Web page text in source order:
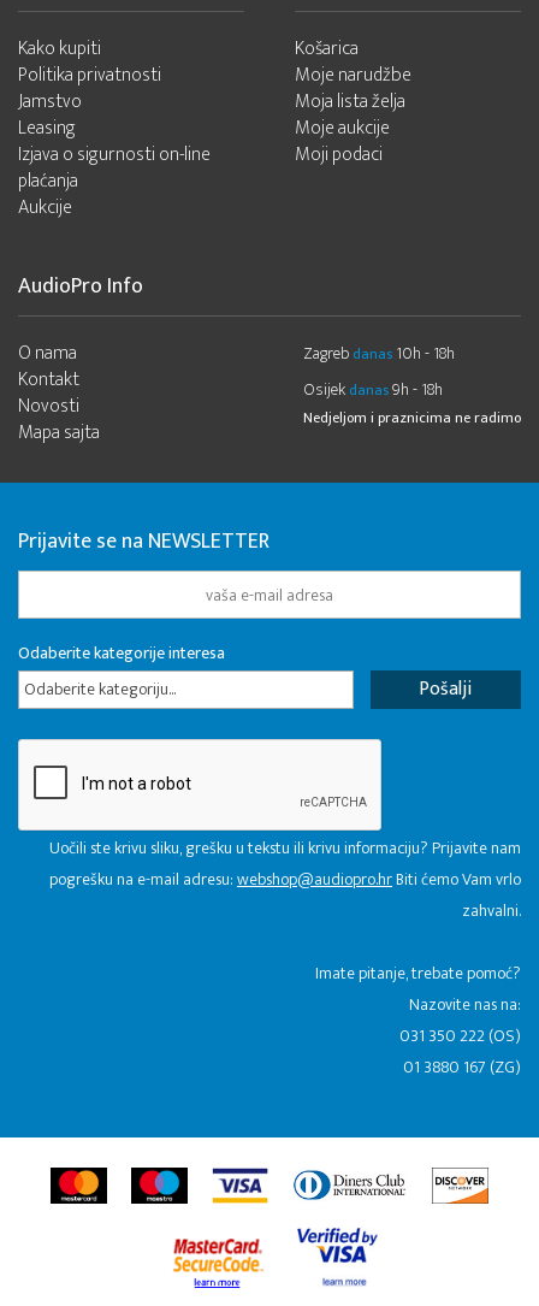
Kako kupiti
Politika privatnosti
Jamstvo
Leasing
Izjava o sigurnosti on-line
plaćanja
Aukcije
Košarica
Moje narudžbe
Moja lista želja
Moje aukcije
Moji podaci
AudioPro Info
O nama
Kontakt
Novosti
Mapa sajta
Zagreb danas 10h - 18h
Osijek danas9h - 18h
Nedjeljom i praznicima ne radimo
Prijavite se na NEWSLETTER
Odaberite kategorije interesa
Odaberite kategoriju...
Uočili ste krivu sliku, grešku u tekstu ili krivu informaciju? Prijavite nam
pogrešku na e-mail adresu:webshop@audiopro.hrBiti ćemo Vam vrlo
zahvalni.
​Imate pitanje, trebate pomoć?
Nazovite nas na:
031 350 222 (OS)
01 3880 167 (ZG)